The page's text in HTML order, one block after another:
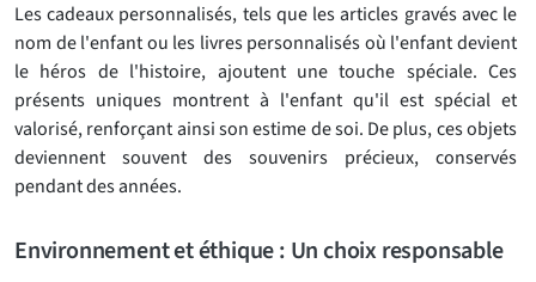
Les cadeaux personnalisés, tels que les articles gravés avec le
nom de l'enfant ou les livres personnalisés où l'enfant devient
le héros de l'histoire, ajoutent une touche spéciale. Ces
présents uniques montrent à l'enfant qu'il est spécial et
valorisé, renforçant ainsi son estime de soi. De plus, ces objets
deviennent souvent des souvenirs précieux, conservés
pendant des années.
Environnement et éthique : Un choix responsable